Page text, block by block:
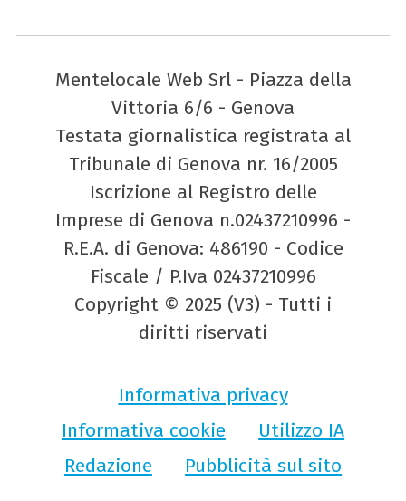
Mentelocale Web Srl - Piazza della
Vittoria 6/6 - Genova
Testata giornalistica registrata al
Tribunale di Genova nr. 16/2005
Iscrizione al Registro delle
Imprese di Genova n.02437210996 -
R.E.A. di Genova: 486190 - Codice
Fiscale / P.Iva 02437210996
Copyright © 2025 (V3) - Tutti i
diritti riservati
Informativa privacy
Informativa cookie
Utilizzo IA
Redazione
Pubblicità sul sito